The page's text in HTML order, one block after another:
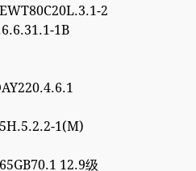
2
1B
1(M)
12.9级